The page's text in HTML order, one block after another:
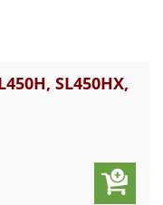
SL450HX,